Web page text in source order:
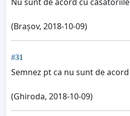
(Brașov, 2018-10-09)
#31
Semnez pt ca nu sunt de
(Ghiroda, 2018-10-09)